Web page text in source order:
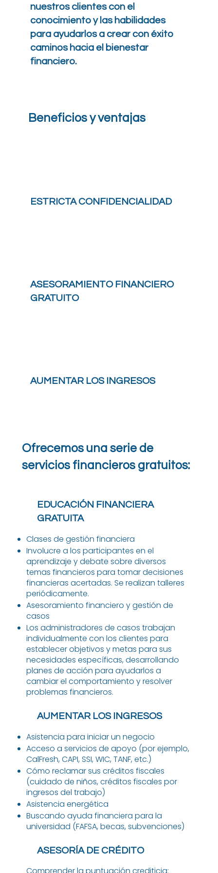
nuestros clientes con el
conocimiento y las habilidades
para ayudarlos a crear con éxito
caminos hacia el bienestar
financiero.
Beneficios y ventajas
ESTRICTA CONFIDENCIALIDAD
ASESORAMIENTO FINANCIERO
GRATUITO
AUMENTAR LOS INGRESOS
Ofrecemos una serie de
servicios financieros gratuitos:
EDUCACIÓN FINANCIERA
GRATUITA
Clases de gestión financiera
Involucre a los participantes en el
aprendizaje y debate sobre diversos
temas financieros para tomar decisiones
financieras acertadas. Se realizan talleres
periódicamente.
Asesoramiento financiero y gestión de
casos
Los administradores de casos trabajan
individualmente con los clientes para
establecer objetivos y metas para sus
necesidades específicas, desarrollando
planes de acción para ayudarlos a
cambiar el comportamiento y resolver
problemas financieros.
AUMENTAR LOS INGRESOS
Asistencia para iniciar un negocio
Acceso a servicios de apoyo (por ejemplo,
CalFresh, CAPI, SSI, WIC, TANF, etc.)
Cómo reclamar sus créditos fiscales
(cuidado de niños, créditos fiscales por
ingresos del trabajo)
Asistencia energética
Buscando ayuda financiera para la
universidad (FAFSA, becas, subvenciones)
ASESORÍA DE CRÉDITO
Comprender la puntuación crediticia: